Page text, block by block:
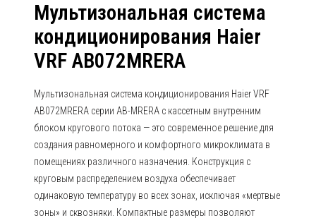
Мультизональная система
кондиционирования Haier
VRF AB072MRERA
Мультизональная система кондиционирования Haier VRF
AB072MRERA серии AB-MRERA с кассетным внутренним
блоком кругового потока — это современное решение для
создания равномерного и комфортного микроклимата в
помещениях различного назначения. Конструкция с
круговым распределением воздуха обеспечивает
одинаковую температуру во всех зонах, исключая «мертвые
зоны» и сквозняки. Компактные размеры позволяют